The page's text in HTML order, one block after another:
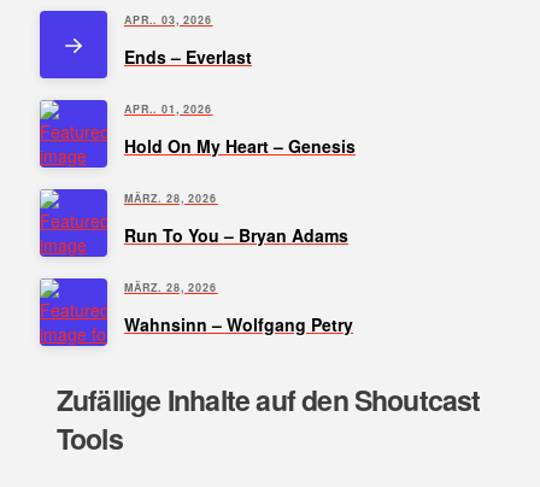
APR.. 03, 2026
Ends – Everlast
APR.. 01, 2026
Hold On My Heart – Genesis
MÄRZ. 28, 2026
Run To You – Bryan Adams
MÄRZ. 28, 2026
Wahnsinn – Wolfgang Petry
Zufällige Inhalte auf den Shoutcast
Tools